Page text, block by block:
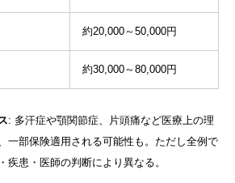
約20,000～50,000円
約30,000～80,000円
: 多汗症や顎関節症、片頭痛など医療上の理
一部保険適用される可能性も。ただし全例で
疾患・医師の判断により異なる。